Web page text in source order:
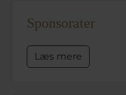
Sponsorater
Læs mere